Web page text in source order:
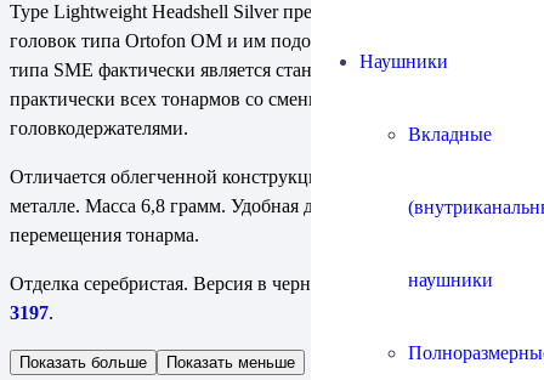
Наушники
Вкладные
наушники
Type Lightweight Headshell Silver прекрасно подойдет для ММ-
головок типа Ortofon OM и им подобных. Байонетная защелка
типа SME фактически является стандартом крепления для
практически всех тонармов со сменными
головкодержателями.
Отличается облегченной конструкцией за счет отверстий в
металле. Масса 6,8 грамм. Удобная длинная ручка для
перемещения тонарма.
Отделка серебристая. Версия в черной отделке называется
3197.
Показать больше Показать меньше